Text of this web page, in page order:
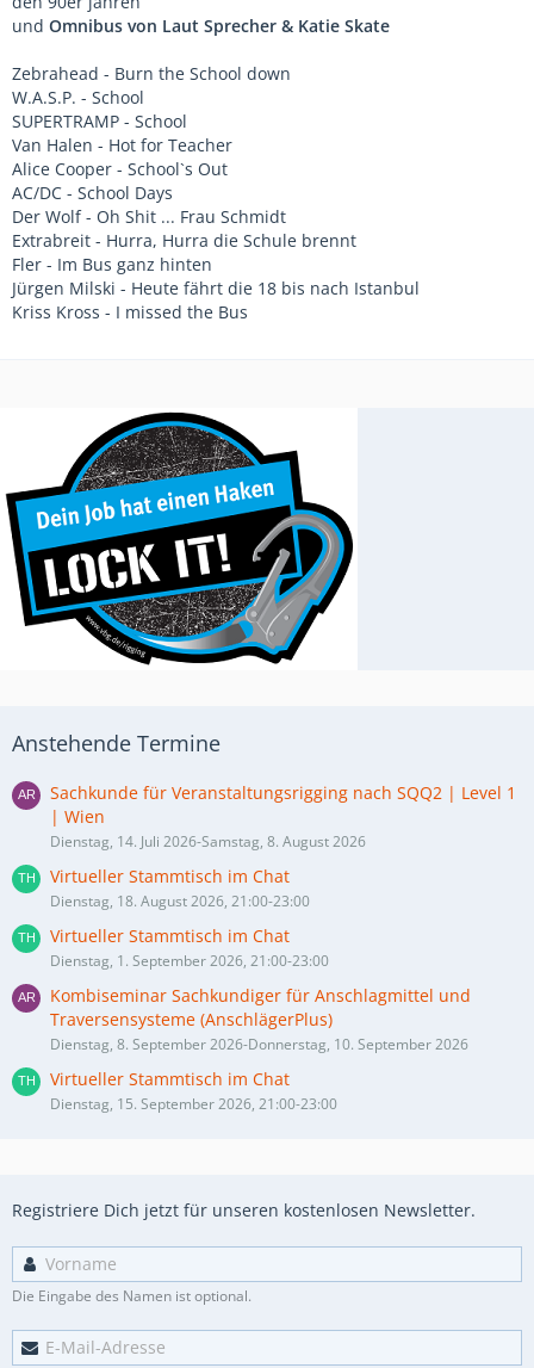
und Omnibus von Laut Sprecher & Katie Skate
Zebrahead - Burn the School down
W.A.S.P. - School
SUPERTRAMP - School
Van Halen - Hot for Teacher
Alice Cooper - School`s Out
AC/DC - School Days
Der Wolf - Oh Shit ... Frau Schmidt
Extrabreit - Hurra, Hurra die Schule brennt
Fler - Im Bus ganz hinten
Jürgen Milski - Heute fährt die 18 bis nach Istanbul
Kriss Kross - I missed the Bus
Anstehende Termine
Sachkunde für Veranstaltungsrigging nach SQQ2 | Level 1
| Wien
Dienstag, 14. Juli 2026-Samstag, 8. August 2026
Virtueller Stammtisch im Chat
Dienstag, 18. August 2026, 21:00-23:00
Virtueller Stammtisch im Chat
Dienstag, 1. September 2026, 21:00-23:00
Kombiseminar Sachkundiger für Anschlagmittel und
Traversensysteme (AnschlägerPlus)
Dienstag, 8. September 2026-Donnerstag, 10. September 2026
Virtueller Stammtisch im Chat
Dienstag, 15. September 2026, 21:00-23:00
Registriere Dich jetzt für unseren kostenlosen Newsletter.
Die Eingabe des Namen ist optional.